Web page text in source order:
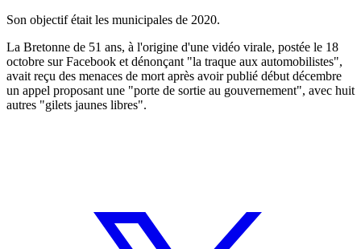
Son objectif était les municipales de 2020.
La Bretonne de 51 ans, à l'origine d'une vidéo virale, postée le 18
octobre sur Facebook et dénonçant "la traque aux automobilistes",
avait reçu des menaces de mort après avoir publié début décembre
un appel proposant une "porte de sortie au gouvernement", avec huit
autres "gilets jaunes libres".